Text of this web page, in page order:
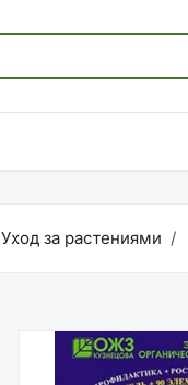
Уход за растениями